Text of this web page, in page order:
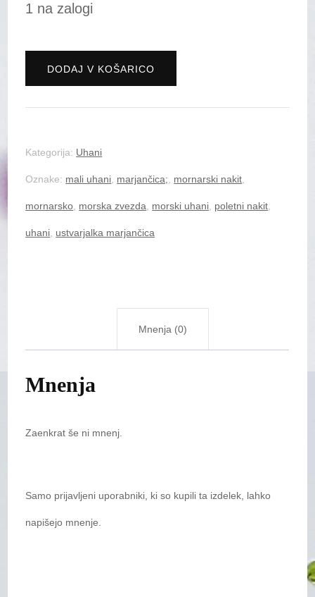
1 na zalogi
uhani
DODAJ V KOŠARICO
Kategorija: Uhani
Oznake: mali uhani marjančica; mornarski nakit
mornarsko morska zvezda morski uhani poletni nakit
uhani ustvarjalka marjančica
Mnenja (0)
Mnenja
Zaenkrat še ni mnenj.
Samo prijavljeni uporabniki, ki so kupili ta izdelek, lahko
napišejo mnenje.